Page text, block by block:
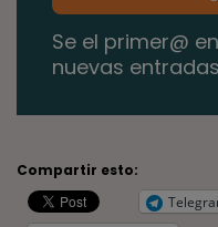
Se el primer@
nuevas entradas
Compartir esto: